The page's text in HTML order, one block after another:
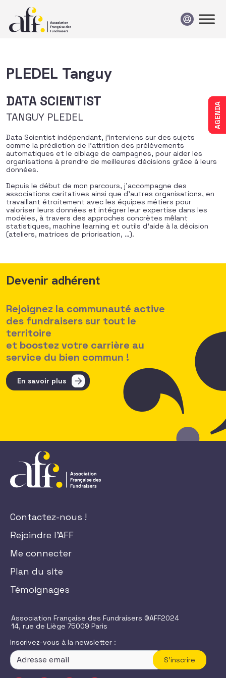
AGENDA
PLEDEL Tanguy
DATA SCIENTIST
TANGUY PLEDEL
Data Scientist indépendant, j’interviens sur des sujets
comme la prédiction de l’attrition des prélèvements
automatiques et le ciblage de campagnes, pour aider les
organisations à prendre de meilleures décisions grâce à leurs
données.
Depuis le début de mon parcours, j’accompagne des
associations caritatives ainsi que d’autres organisations, en
travaillant étroitement avec les équipes métiers pour
valoriser leurs données et intégrer leur expertise dans les
modèles, à travers des approches concrètes mêlant
statistiques, machine learning et outils d’aide à la décision
(ateliers, matrices de priorisation, …).
Devenir adhérent
Rejoignez la communauté active
des fundraisers sur tout le
territoire
et boostez votre carrière au
service du bien commun !
En savoir plus
Contactez-nous !
Rejoindre l'AFF
Me connecter
Plan du site
Témoignages
Association Française des Fundraisers ©AFF2024
14, rue de Liège 75009 Paris
Inscrivez-vous à la newsletter :
S'inscrire